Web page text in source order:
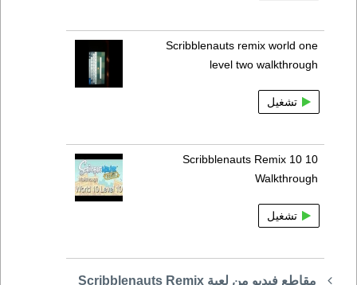
Scribblenauts remix world one
level two walkthrough
تشغيل
Scribblenauts Remix 10 10
Walkthrough
تشغيل
مقاطع فيديو من لعبة Scribblenauts Remix